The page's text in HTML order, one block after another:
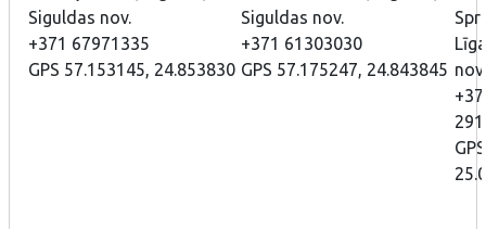
Siguldas nov.
+371 67971335
GPS 57.153145, 24.853830
Siguldas nov.
+371 61303030
GPS 57.175247, 24.843845 nov.